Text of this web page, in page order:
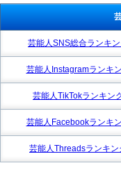
芸能人SNS総合ランキ
芸能人Instagramランキ
芸能人TikTokランキン
芸能人Facebookランキ
芸能人Threadsランキン